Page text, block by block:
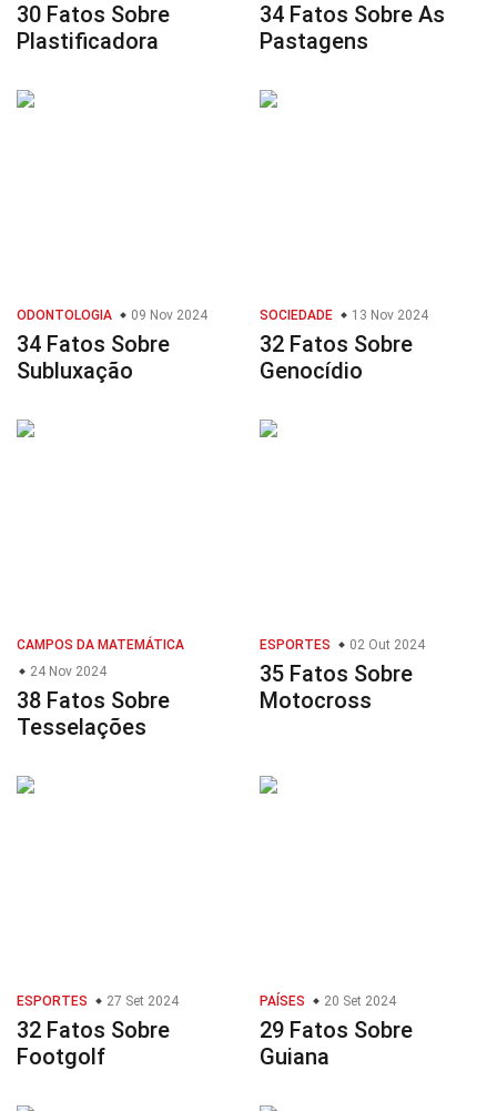
30 Fatos Sobre
Plastificadora
34 Fatos Sobre As
Pastagens
ODONTOLOGIA 09 Nov 2024
34 Fatos Sobre
Subluxação
SOCIEDADE 13 Nov 2024
32 Fatos Sobre
Genocídio
CAMPOS DA MATEMÁTICA
24 Nov 2024
38 Fatos Sobre
Tesselações
ESPORTES 02 Out 2024
35 Fatos Sobre
Motocross
ESPORTES 27 Set 2024
32 Fatos Sobre
Footgolf
PAÍSES 20 Set 2024
29 Fatos Sobre
Guiana